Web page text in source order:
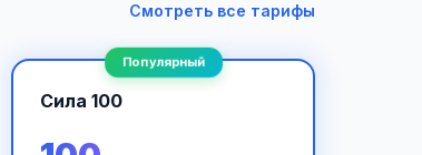
Смотреть все тарифы
Популярный
Сила 100